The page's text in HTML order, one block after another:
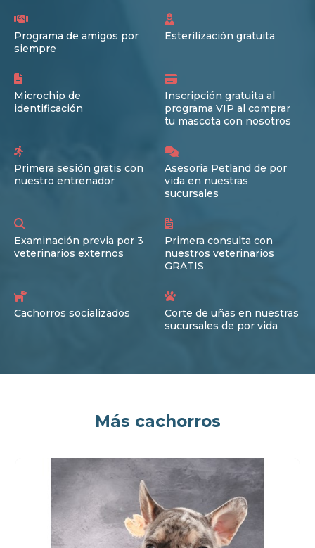
Programa de amigos por
siempre
Esterilización gratuita
Microchip de
identificación
Inscripción gratuita al
programa VIP al comprar
tu mascota con nosotros
Primera sesión gratis con
nuestro entrenador
Asesoria Petland de por
vida en nuestras
sucursales
Examinación previa por 3
veterinarios externos
Primera consulta con
nuestros veterinarios
GRATIS
Cachorros socializados
Corte de uñas en nuestras
sucursales de por vida
Más cachorros